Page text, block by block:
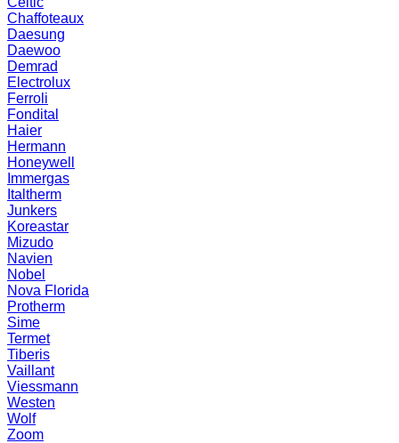
Chaffoteaux
Daesung
Daewoo
Demrad
Electrolux
Ferroli
Fondital
Haier
Hermann
Honeywell
Immergas
Italtherm
Junkers
Koreastar
Mizudо
Navien
Nobel
Nova Florida
Protherm
Sime
Termet
Tiberis
Vaillant
Viessmann
Westen
Wolf
Zoom